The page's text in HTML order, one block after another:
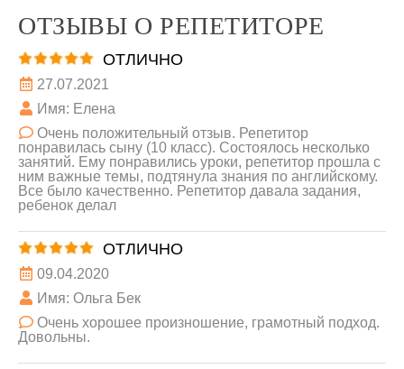
ОТЗЫВЫ О РЕПЕТИТОРЕ
ОТЛИЧНО
27.07.2021
Имя: Елена
Очень положительный отзыв. Репетитор
понравилась сыну (10 класс). Состоялось несколько
занятий. Ему понравились уроки, репетитор прошла с
ним важные темы, подтянула знания по английскому.
Все было качественно. Репетитор давала задания,
ребенок делал
ОТЛИЧНО
09.04.2020
Имя: Ольга Бек
Очень хорошее произношение, грамотный подход.
Довольны.